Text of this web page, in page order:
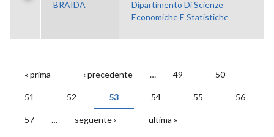
BRAIDA
Dipartimento Di Scienze
Economiche E Statistiche
PAGINE
« prima ‹ precedente … 49 50
51 52 53 54 55 56
57 … seguente › ultima »